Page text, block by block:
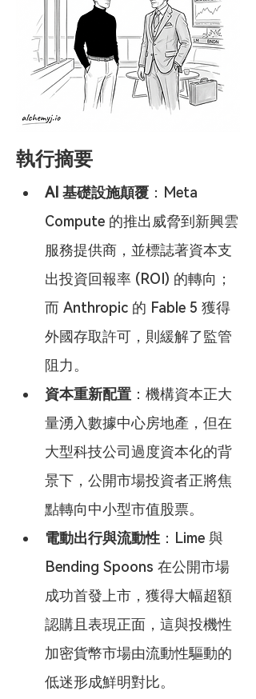
執行摘要
AI 基礎設施顛覆 ：Meta
Compute 的推出威脅到新興雲
服務提供商，並標誌著資本支
出投資回報率 (ROI) 的轉向；
而 Anthropic 的 Fable 5 獲得
外國存取許可，則緩解了監管
阻力。
資本重新配置 ：機構資本正大
量湧入數據中心房地產，但在
大型科技公司過度資本化的背
景下，公開市場投資者正將焦
點轉向中小型市值股票。
電動出行與流動性 ：Lime 與
Bending Spoons 在公開市場
成功首發上市，獲得大幅超額
認購且表現正面，這與投機性
加密貨幣市場由流動性驅動的
低迷形成鮮明對比。